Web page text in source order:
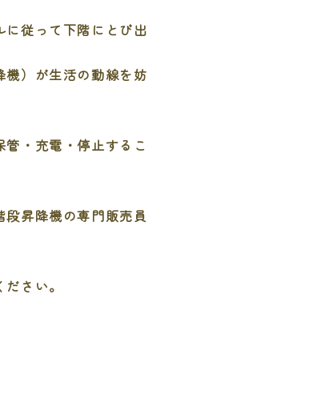
従って下階にとび出
）が生活の動線を妨
・充電・停止するこ
昇降機の専門販売員
さい。